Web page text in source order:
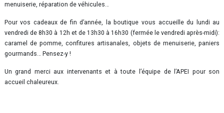
menuiserie, réparation de véhicules…
Pour vos cadeaux de fin d’année, la boutique vous accueille du lundi au
vendredi de 8h30 à 12h et de 13h30 à 16h30 (fermée le vendredi après-midi):
caramel de pomme, confitures artisanales, objets de menuiserie, paniers
gourmands… Pensez-y !
Un grand merci aux intervenants et à toute l’équipe de l’APEI pour son
accueil chaleureux.